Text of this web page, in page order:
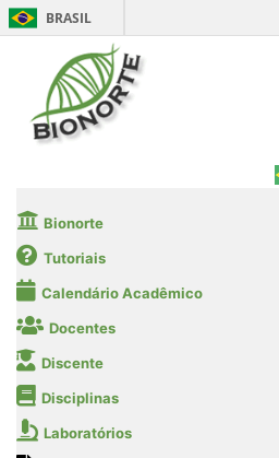
BRASIL
Bionorte
Tutoriais
Calendário Acadêmico
Docentes
Discente
Disciplinas
Laboratórios